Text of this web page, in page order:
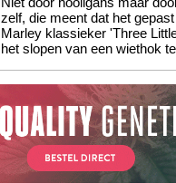
zelf, die meent dat het
Marley klassieker 'Three
het slopen van een wiethok